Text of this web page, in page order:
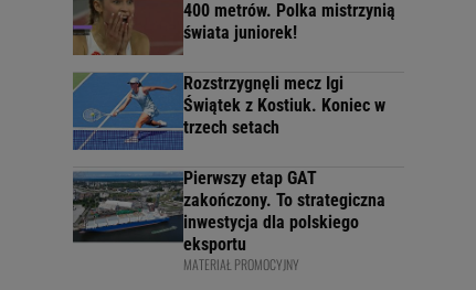
400 metrów. Polka mistrzynią
świata juniorek!
Rozstrzygnęli mecz Igi
Świątek z Kostiuk. Koniec w
trzech setach
Pierwszy etap GAT
zakończony. To strategiczna
inwestycja dla polskiego
eksportu
MATERIAŁ PROMOCYJNY